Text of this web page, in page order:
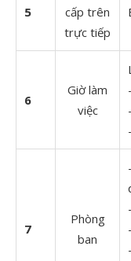
5
cấp trên
trực tiếp
6
Giờ làm
việc
7
Phòng
ban